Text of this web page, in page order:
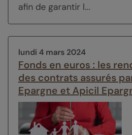
afin de garantir l...
lundi 4 mars 2024
Fonds en euros : les
des contrats assurés
Epargne et Apicil